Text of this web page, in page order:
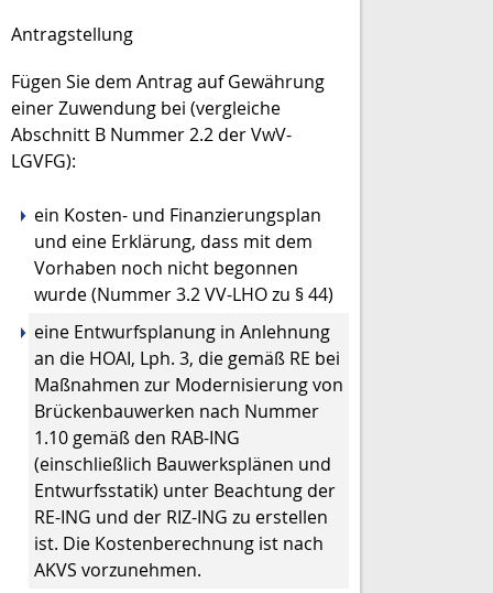
Antragstellung
Fügen Sie dem Antrag auf Gewährung
einer Zuwendung bei (vergleiche
Abschnitt B Nummer 2.2 der VwV-
LGVFG):
ein Kosten- und Finanzierungsplan
und eine Erklärung, dass mit dem
Vorhaben noch nicht begonnen
wurde (Nummer 3.2 VV-LHO zu § 44)
eine Entwurfsplanung in Anlehnung
an die HOAI, Lph. 3, die gemäß RE bei
Maßnahmen zur Modernisierung von
Brückenbauwerken nach Nummer
1.10 gemäß den RAB-ING
(einschließlich Bauwerksplänen und
Entwurfsstatik) unter Beachtung der
RE-ING und der RIZ-ING zu erstellen
ist. Die Kostenberechnung ist nach
AKVS vorzunehmen.